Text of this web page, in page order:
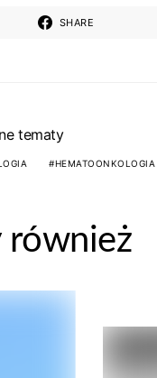
SHARE
tematy
HEMATOONKOLOGIA
również